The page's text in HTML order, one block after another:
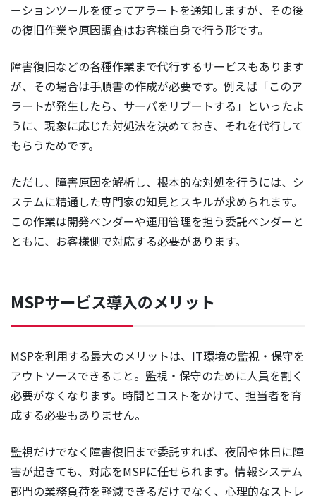
ーションツールを使ってアラートを通知しますが、その後
の復旧作業や原因調査はお客様自身で行う形です。
障害復旧などの各種作業まで代行するサービスもあります
が、その場合は手順書の作成が必要です。例えば「このア
ラートが発生したら、サーバをリブートする」といったよ
うに、現象に応じた対処法を決めておき、それを代行して
もらうためです。
ただし、障害原因を解析し、根本的な対処を行うには、シ
ステムに精通した専門家の知見とスキルが求められます。
この作業は開発ベンダーや運用管理を担う委託ベンダーと
ともに、お客様側で対応する必要があります。
MSPサービス導入のメリット
MSPを利用する最大のメリットは、IT環境の監視・保守を
アウトソースできること。監視・保守のために人員を割く
必要がなくなります。時間とコストをかけて、担当者を育
成する必要もありません。
監視だけでなく障害復旧まで委託すれば、夜間や休日に障
害が起きても、対応をMSPに任せられます。情報システム
部門の業務負荷を軽減できるだけでなく、心理的なストレ